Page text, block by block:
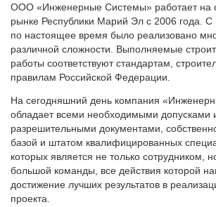
ООО «Инженерные Системы» работает на
рынке Республики Марий Эл с 2006 года.
по настоящее время было реализовано
различной сложности. Выполняемые
работы соответствуют стандартам,
правилам Российской Федерации.
На сегодняшний день компания
обладает всеми необходимыми допусками
разрешительными документами,
базой и штатом квалифицированных
которых является не только сотрудником,
большой команды, все действия которой
достижение лучших результатов в
проекта.